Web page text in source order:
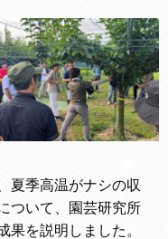
夏季高温がナシの収
ついて、園芸研究所
果を説明しました。